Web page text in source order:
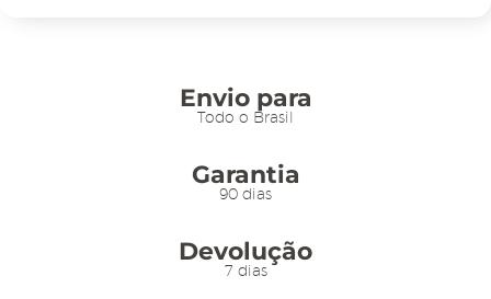
Envio para
Todo o Brasil
Garantia
90 dias
Devolução
7 dias